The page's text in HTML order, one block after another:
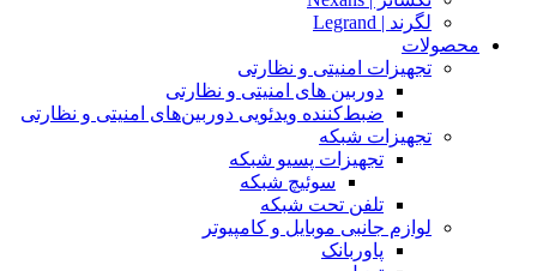
لگرند | Legrand
محصولات
تجهیزات امنیتی و نظارتی
دوربین های امنیتی و نظارتی
ضبط‌کننده ویدئویی دوربین‌های امنیتی و نظارتی
تجهیزات شبکه
تجهیزات پسیو شبکه
سوئیچ‌ شبکه
تلفن تحت شبکه
لوازم جانبی موبایل و کامپیوتر
پاوربانک